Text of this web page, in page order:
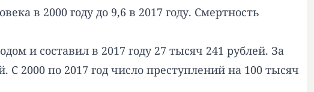
в 2000 году до 9,6 в 2017 году. Смертность
и составил в 2017 году 27 тысяч 241 рублей. За
С 2000 по 2017 год число преступлений на 100 тысяч